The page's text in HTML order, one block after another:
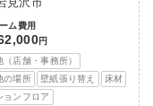
見沢市
ム費用
円
（店舗・事務所）
の場所
壁紙張り替え
床材
ョンフロア